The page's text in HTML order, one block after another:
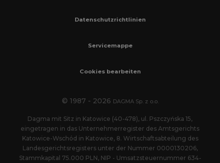
Datenschutzrichtlinien
Servicemappe
Cookies bearbeiten
© 1987 - 2026 DAGMA Sp. z o.o.
Dagma mit Sitz in Katowice (40-478), ul. Pszczyńska 15,
eingetragen in das Unternehmerregister des Amtsgerichts
Katowice-Wschód in Katowice, 8. Wirtschaftsabteilung des
Landesgerichtsregisters unter der Nummer 0000130206,
Stammkapital 75.000 PLN, NIP - Umsatzsteuernummer 634-